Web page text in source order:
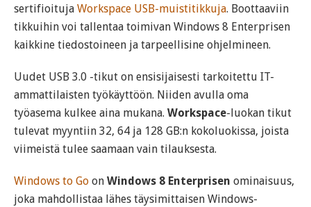
sertifioituja Workspace USB-muistitikkuja. Boottaaviin
tikkuihin voi tallentaa toimivan Windows 8 Enterprisen
kaikkine tiedostoineen ja tarpeellisine ohjelmineen.
Uudet USB 3.0 -tikut on ensisijaisesti tarkoitettu IT-
ammattilaisten työkäyttöön. Niiden avulla oma
työasema kulkee aina mukana. Workspace-luokan tikut
tulevat myyntiin 32, 64 ja 128 GB:n kokoluokissa, joista
viimeistä tulee saamaan vain tilauksesta.
Windows to Go on Windows 8 Enterprisen ominaisuus,
joka mahdollistaa lähes täysimittaisen Windows-